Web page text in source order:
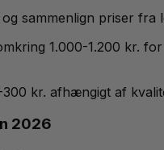
og sammenlign priser fra
1.000-1.200 kr.
kr. afhængigt af
2026